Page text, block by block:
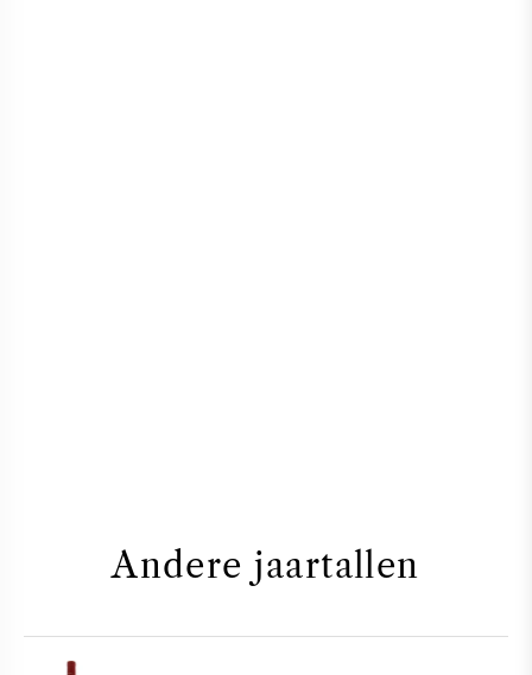
Andere jaartallen